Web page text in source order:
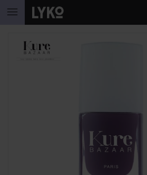
HOPPA TILL INNEHÅLLET
HOPPA ÖVER SEKTIONEN